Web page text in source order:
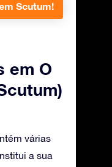
Scutum!
em O
várias
a sua